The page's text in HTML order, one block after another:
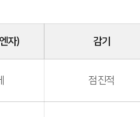
자) 감기
점진적